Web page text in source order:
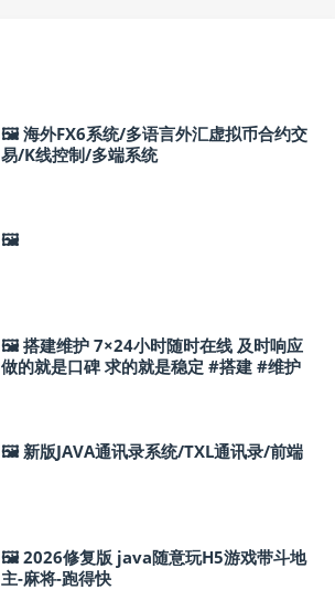
🖼 海外FX6系统/多语言外汇虚拟币合约交
易/K线控制/多端系统
🖼
🖼 搭建维护 7×24小时随时在线 及时响应
做的就是口碑 求的就是稳定 #搭建 #维护
🖼 新版JAVA通讯录系统/TXL通讯录/前端
🖼 2026修复版 java随意玩H5游戏带斗地
主-麻将-跑得快